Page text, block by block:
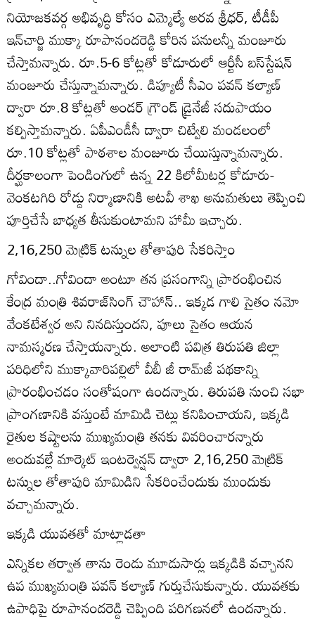
నియోజకవర్గ అభివృద్ధి కోసం ఎమ్మెల్యే అరవ శ్రీధర్‌, టీడీపీ
ఇన్‌చార్జి ముక్కా రూపానందరెడ్డి కోరిన పనులన్నీ మంజూరు
చేస్తామన్నారు. రూ.5-6 కోట్లతో కోడూరులో ఆర్టీసీ బస్‌స్టేషన్‌
మంజూరు చేస్తున్నామన్నారు. డిప్యూటీ సీఎం పవన్‌ కల్యాణ్‌
ద్వారా రూ.8 కోట్లతో అండర్‌ గ్రౌండ్‌ డ్రైనేజీ సదుపాయం
కల్పిస్తామన్నారు. ఏపీఎండీసీ ద్వారా చిట్వేలి మండలంలో
రూ.10 కోట్లతో పాఠశాల మంజూరు చేయిస్తున్నామన్నారు.
దీర్ఘకాలంగా పెండింగులో ఉన్న 22 కిలోమీటర్ల కోడూరు-
వెంకటగిరి రోడ్డు నిర్మాణానికి అటవీ శాఖ అనుమతులు తెప్పించి
పూర్తిచేసే బాధ్యత తీసుకుంటామని హామీ ఇచ్చారు.
2,16,250 మెట్రిక్‌ టన్నుల తోతాపురి సేకరిస్తాం
గోవిందా..గోవిందా అంటూ తన ప్రసంగాన్ని ప్రారంభించిన
కేంద్ర మంత్రి శివరాజ్‌సింగ్‌ చౌహాన్‌.. ఇక్కడ గాలి సైతం నమో
వేంకటేశ్వర అని నినదిస్తుందని, పూలు సైతం ఆయన
నామస్మరణ చేస్తాయన్నారు. అలాంటి పవిత్ర తిరుపతి జిల్లా
పరిధిలోని ముక్కావారిపల్లిలో వీబీ జీ రామ్‌జీ పథకాన్ని
ప్రారంభించడం సంతోషంగా ఉందన్నారు. తిరుపతి నుంచి సభా
ప్రాంగణానికి వస్తుంటే మామిడి చెట్లు కనిపించాయని, ఇక్కడి
రైతుల కష్టాలను ముఖ్యమంత్రి తనకు వివరించారన్నారు
అందువల్లే మార్కెట్‌ ఇంటర్వెన్షన్‌ ద్వారా 2,16,250 మెట్రిక్‌
టన్నుల తోతాపురి మామిడిని సేకరించేందుకు ముందుకు
వచ్చామన్నారు.
ఇక్కడి యువతతో మాట్లాడతా
ఎన్నికల తర్వాత తాను రెండు మూడుసార్లు ఇక్కడికి వచ్చానని
ఉప ముఖ్యమంత్రి పవన్‌ కల్యాణ్‌ గుర్తుచేసుకున్నారు. యువతకు
ఉపాధిపై రూపానందరెడ్డి చెప్పింది పరిగణనలో ఉందన్నారు.